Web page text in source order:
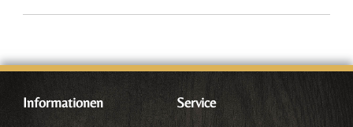
1.585,00 €1.078,00 €.
Informationen Service